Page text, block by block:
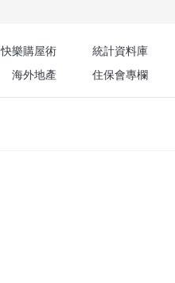
快樂購屋術
統計資料庫
海外地產 住保會專欄